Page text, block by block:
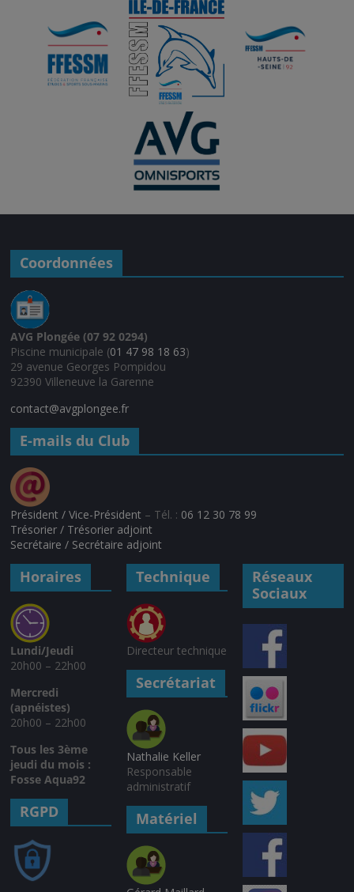
Coordonnées
AVG Plongée (07 92 0294)
Piscine municipale (01 47 98 18 63)
29 avenue Georges Pompidou
92390 Villeneuve la Garenne
contact@avgplongee.fr
E-mails du Club
Président / Vice-Président – Tél. : 06 12 30 78 99
Trésorier / Trésorier adjoint
Secrétaire / Secrétaire adjoint
Horaires
Lundi/Jeudi
20h00 – 22h00
Mercredi
(apnéistes)
20h00 – 22h00
Tous les 3ème
jeudi du mois :
Fosse Aqua92
RGPD
Technique
Directeur technique
Secrétariat
Nathalie Keller
Responsable
administratif
Matériel
Réseaux
Sociaux